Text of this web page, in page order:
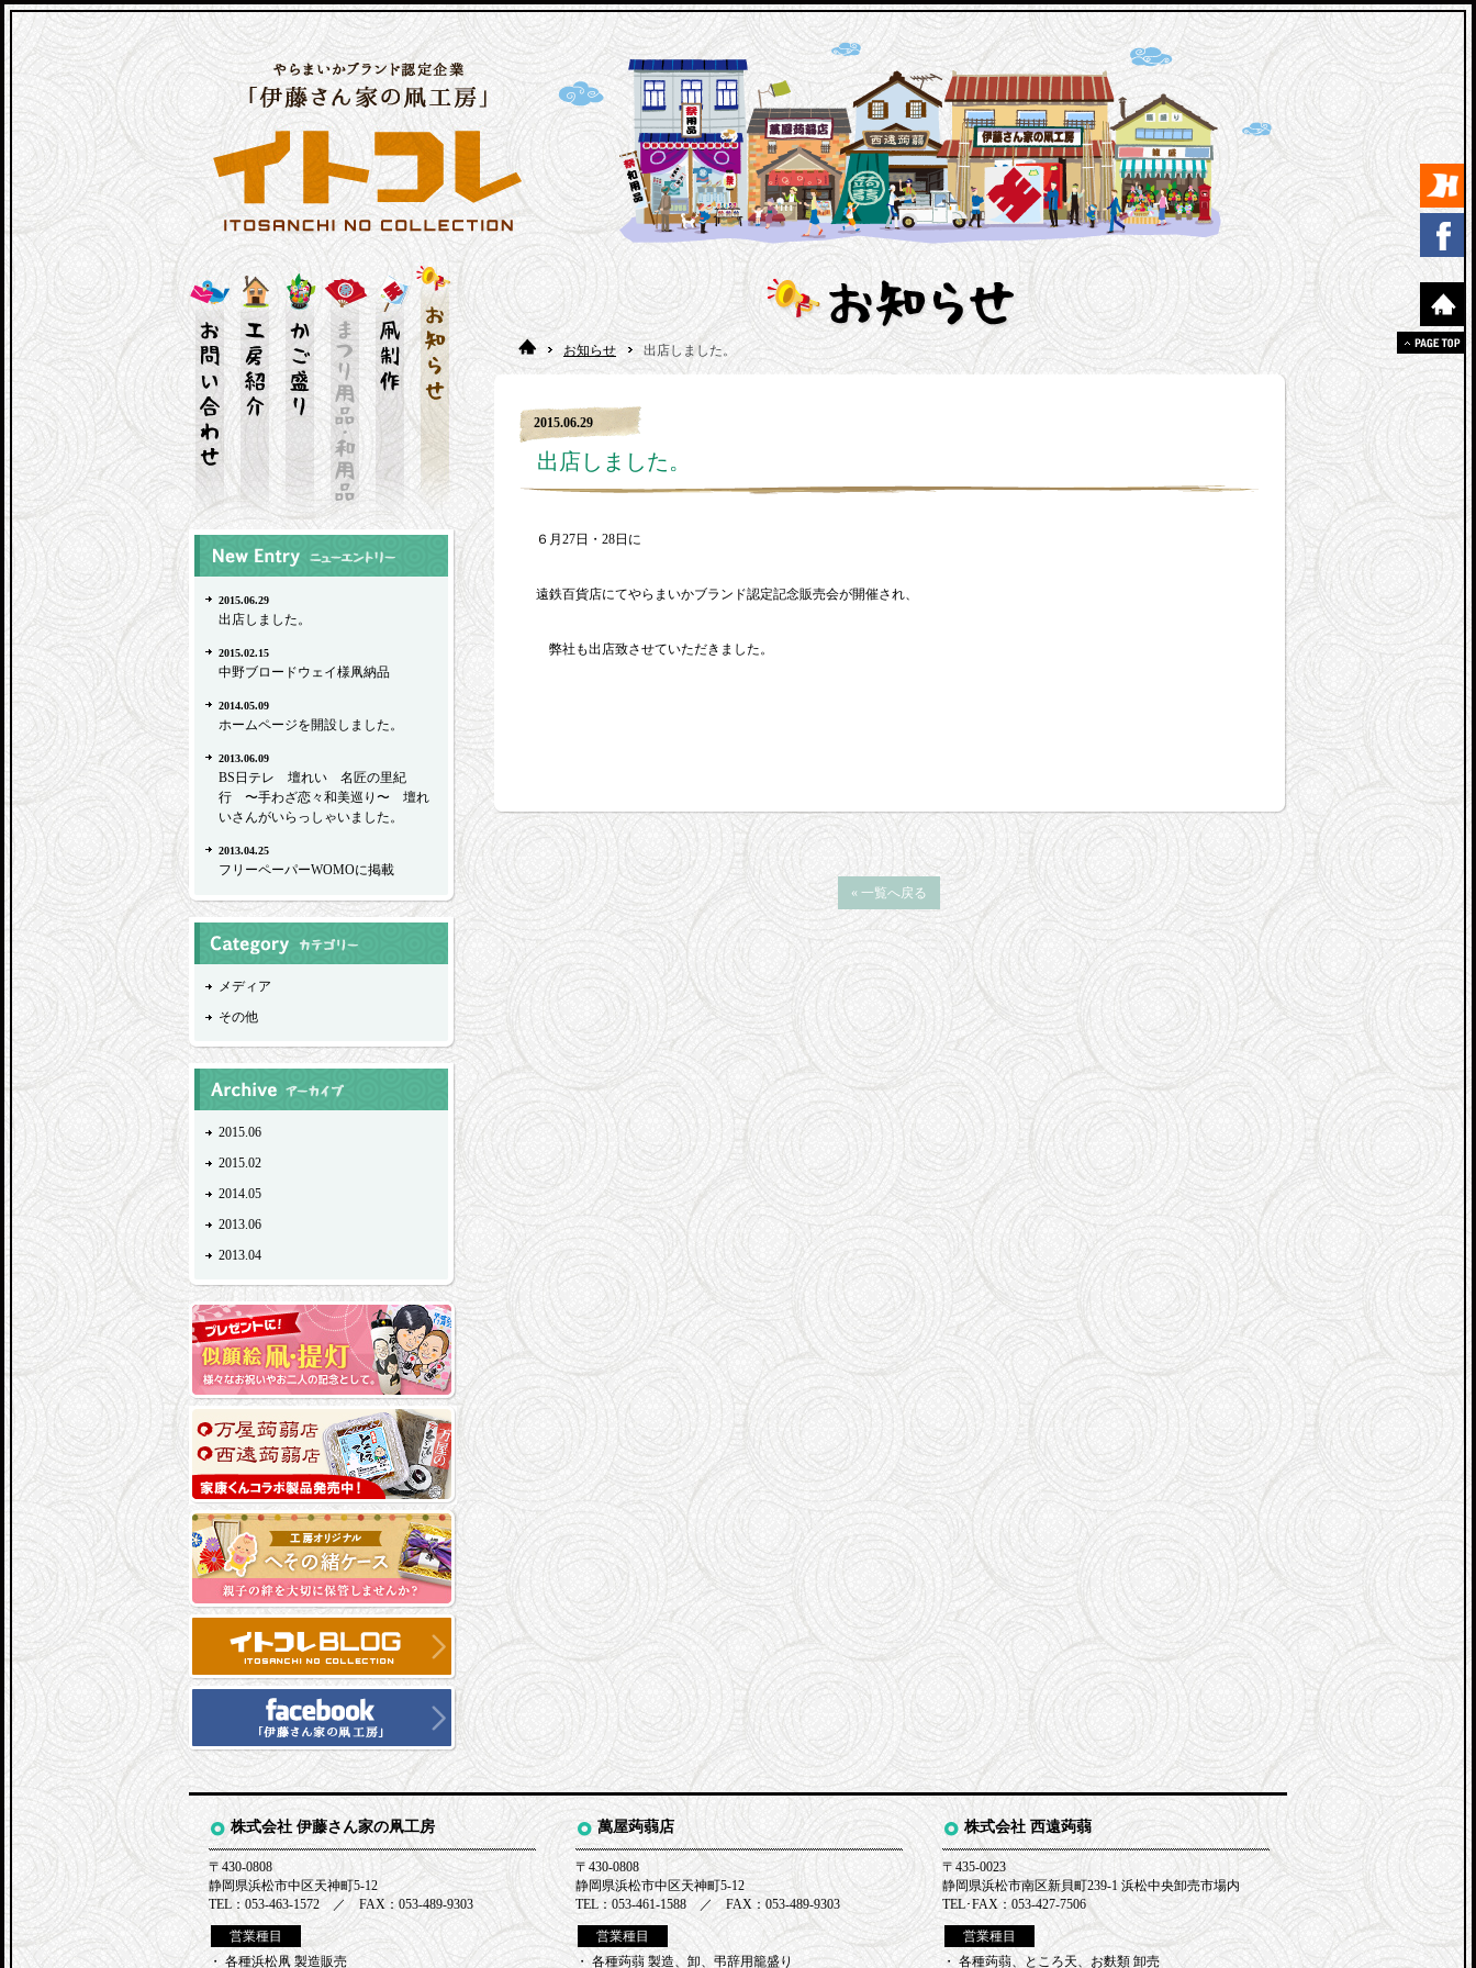
お知らせ 出店しました。
2015.06.29
出店しました。
６月27日・28日に
遠鉄百貨店にてやらまいかブランド認定記念販売会が開催され、
弊社も出店致させていただきました。
« 一覧へ戻る
2015.06.29
出店しました。
2015.02.15
中野ブロードウェイ様凧納品
2014.05.09
ホームページを開設しました。
2013.06.09
BS日テレ 壇れい 名匠の里紀
行 〜手わざ恋々和美巡り〜 壇れ
いさんがいらっしゃいました。
2013.04.25
フリーペーパーWOMOに掲載
メディア
その他
2015.06
2015.02
2014.05
2013.06
2013.04
株式会社 伊藤さん家の凧工房
〒430-0808
静岡県浜松市中区天神町5-12
TEL：053-463-1572 ／ FAX：053-489-9303
営業種目
・ 各種浜松凧 製造販売
萬屋蒟蒻店
〒430-0808
静岡県浜松市中区天神町5-12
TEL：053-461-1588 ／ FAX：053-489-9303
営業種目
・ 各種蒟蒻 製造、卸、弔辞用籠盛り
株式会社 西遠蒟蒻
〒435-0023
静岡県浜松市南区新貝町239-1 浜松中央卸売市場内
TEL･FAX：053-427-7506
営業種目
・ 各種蒟蒻、ところ天、お麩類 卸売